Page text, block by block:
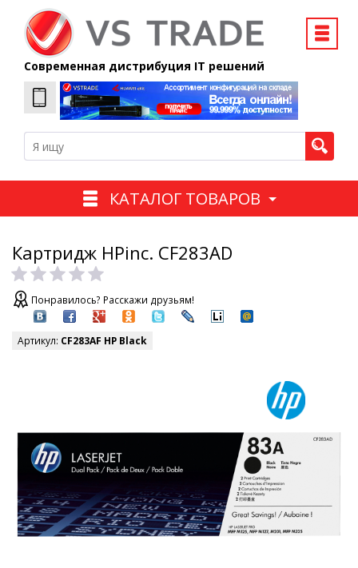
Современная дистрибуция IT решений
КАТАЛОГ ТОВАРОВ
Картридж HPinc. CF283AD
Понравилось? Расскажи друзьям!
Артикул: CF283AF HP Black